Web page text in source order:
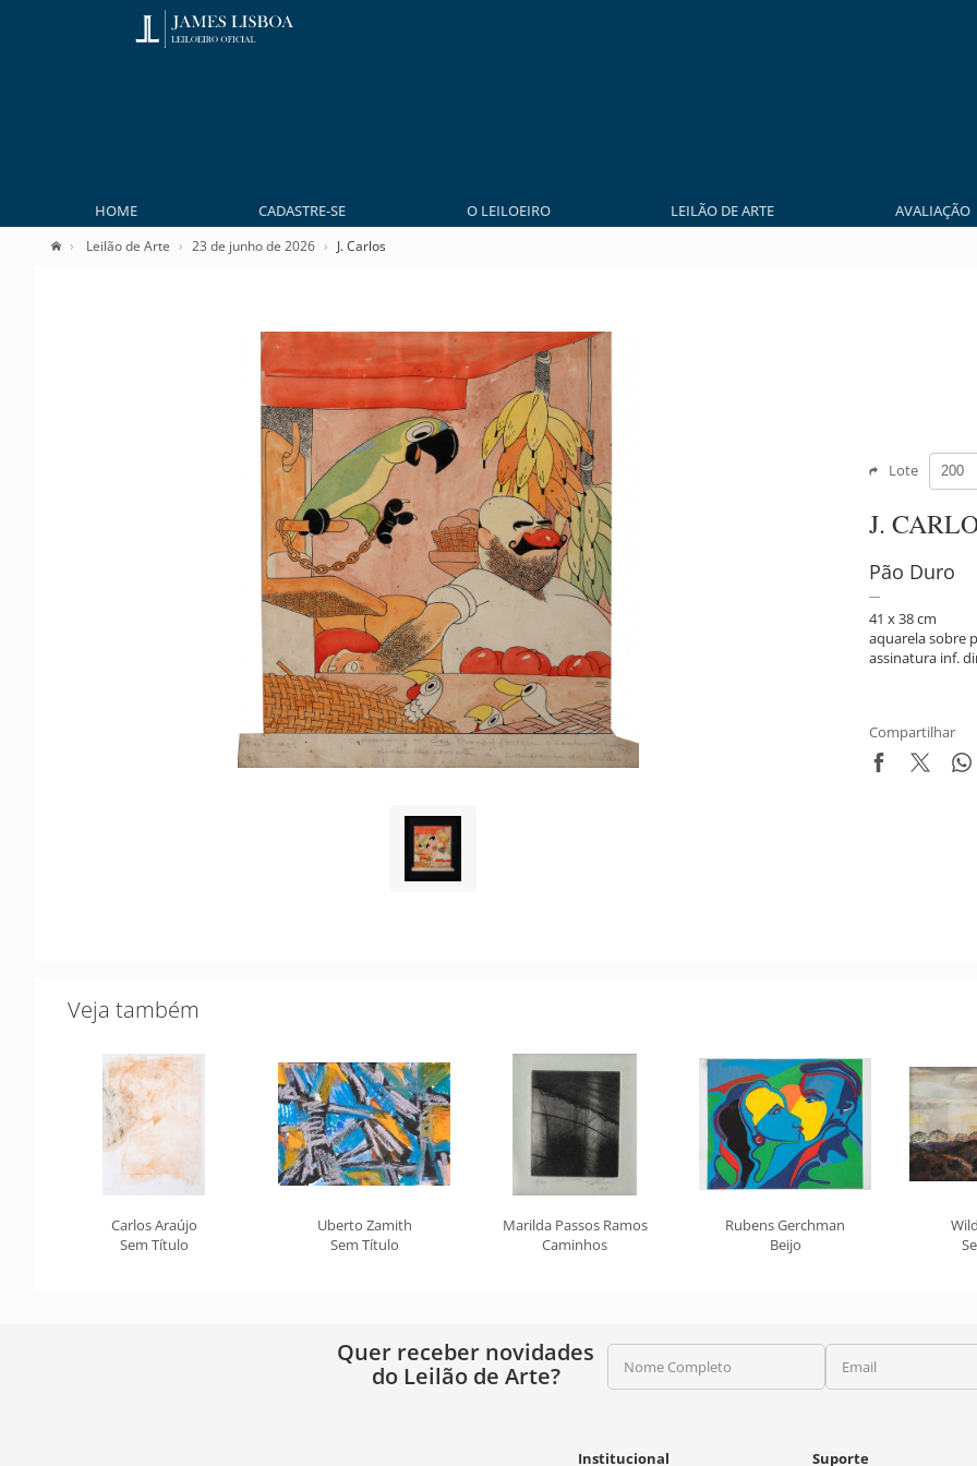
HOME CADASTRE-SE O LEILOEIRO LEILÃO DE ARTE AVALIAÇÃO
Leilão de Arte 23 de junho de 2026 J. Carlos
Lote
J.
Pão Duro
41 x 38 cm
aquarela sobre
assinatura inf.
Compartilhar
Veja também
Carlos Araújo
Sem Título
Uberto Zamith
Sem Título
Marilda Passos Ramos
Caminhos
Rubens Gerchman
Beijo
Quer receber novidades
do Leilão de Arte?
Nome Completo Email
Institucional Suporte